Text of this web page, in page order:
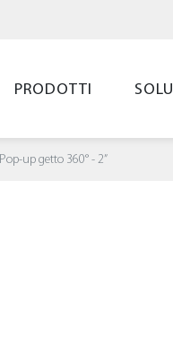
PRODOTTI
Pop-up getto 360° - 2”